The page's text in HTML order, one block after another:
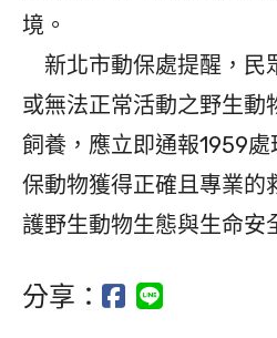
境。
新北市動保處提醒，民
或無法正常活動之野生動
飼養，應立即通報1959
保動物獲得正確且專業的
護野生動物生態與生命安
分享：